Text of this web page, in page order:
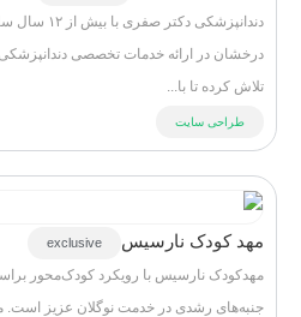
دندانپزشکی دکتر صفری با
درخشان در ارائه خدمات تخصصی
تلاش کرده تا با...
طراحی سایت
مهد کودک نارسیس exclusive
مهدکودک نارسیس با رویکرد کودک‌محور
جنبه‌های رشدی در خدمت نوگلان عزیز است. ما